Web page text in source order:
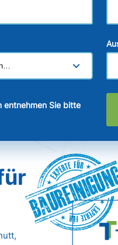
entnehmen Sie bitte